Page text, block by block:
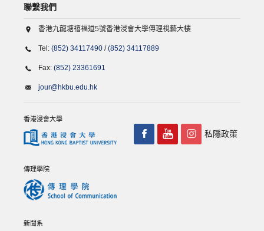
聯繫我們
香港九龍塘禧福道5號香港浸會大學傳理視藝大樓
Tel: (852) 34117490 /(852) 34117889
Fax: (852) 23361691
jour@hkbu.edu.hk
香港浸會大學
傳理學院
新聞系
私隱政策